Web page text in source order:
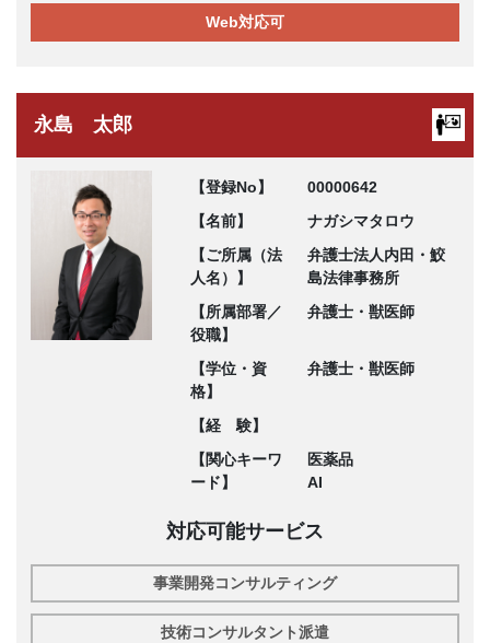
Web対応可
永島 太郎
【登録No】
00000642
【名前】
ナガシマタロウ
【ご所属（法
人名）】
弁護士法人内田・鮫
島法律事務所
【所属部署／
役職】
弁護士・獣医師
【学位・資
格】
弁護士・獣医師
【経 験】
【関心キーワ
ード】
医薬品
AI
対応可能サービス
事業開発コンサルティング
技術コンサルタント派遣